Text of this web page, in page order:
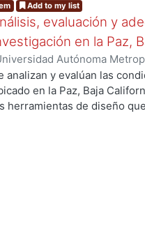
Add to my list
evaluación y
en la Paz,
Autónoma
Servicios de Información.,
analizan y evalúan las
en la Paz, Baja
herramientas de diseño